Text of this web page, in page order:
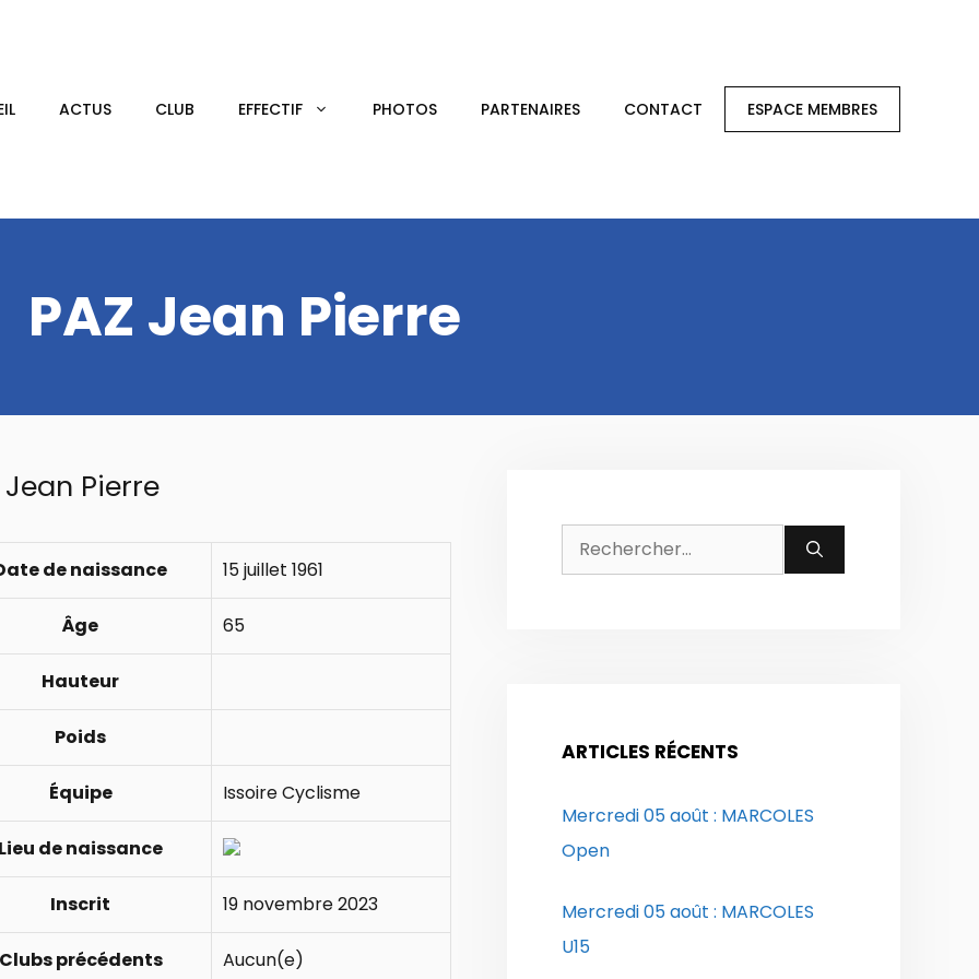
ACTUS CLUB EFFECTIF PHOTOS PARTENAIRES CONTACT ESPACE MEMBRES
PAZ Jean Pierre
Jean Pierre
de naissance 15 juillet 1961
Âge 65
Hauteur
Poids
Équipe Issoire Cyclisme
Lieu de naissance
Inscrit 19 novembre 2023
Clubs précédents Aucun(e)
Rechercher :
ARTICLES RÉCENTS
Mercredi 05 août : MARCOLES
Open
Mercredi 05 août : MARCOLES
U15